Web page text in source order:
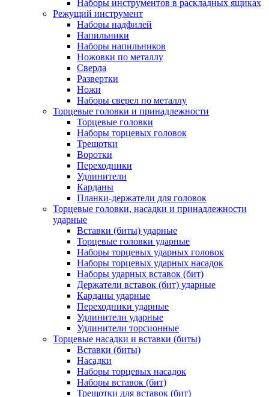
Наборы инструментов в раскладных ящиках
Режущий инструмент
Наборы надфилей
Напильники
Наборы напильников
Ножовки по металлу
Сверла
Развертки
Ножи
Наборы сверел по металлу
Торцевые головки и принадлежности
Торцевые головки
Наборы торцевых головок
Трещотки
Воротки
Переходники
Удлинители
Карданы
Планки-держатели для головок
Торцевые головки, насадки и принадлежности
ударные
Вставки (биты) ударные
Торцевые головки ударные
Наборы торцевых ударных головок
Наборы торцевых ударных насадок
Наборы ударных вставок (бит)
Держатели вставок (бит) ударные
Карданы ударные
Переходники ударные
Удлинители ударные
Удлинители торсионные
Торцевые насадки и вставки (биты)
Вставки (биты)
Насадки
Наборы торцевых насадок
Наборы вставок (бит)
Трещотки для вставок (бит)